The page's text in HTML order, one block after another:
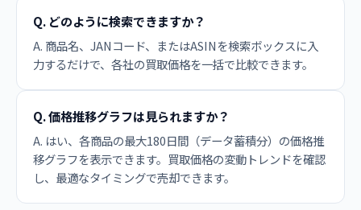
Q. どのように検索できますか？
A. 商品名、JANコード、またはASINを検索ボックスに入
力するだけで、各社の買取価格を一括で比較できます。
Q. 価格推移グラフは見られますか？
A. はい、各商品の最大180日間（データ蓄積分）の価格推
移グラフを表示できます。買取価格の変動トレンドを確認
し、最適なタイミングで売却できます。